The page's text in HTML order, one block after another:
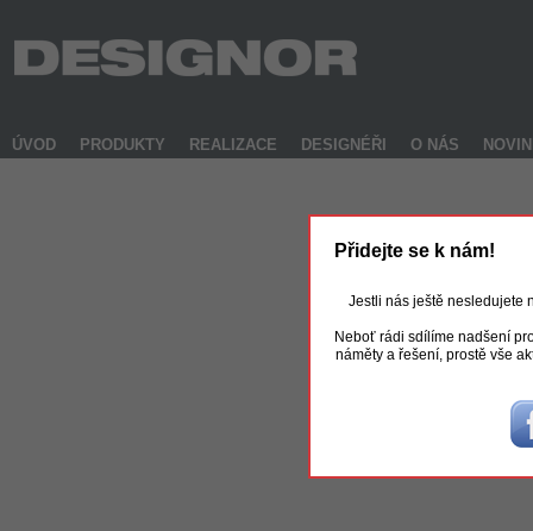
ÚVOD PRODUKTY REALIZACE DESIGNÉŘI O NÁS
Přidejte se k nám!
Jestli nás ještě nesledujete
Neboť rádi sdílíme nadšení
náměty a řešení, prostě vše